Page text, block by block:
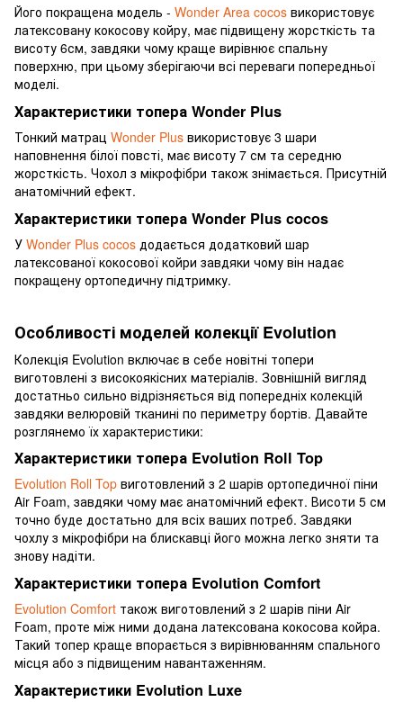
Його покращена модель - Wonder Area cocos використовує
латексовану кокосову койру, має підвищену жорсткість та
висоту 6см, завдяки чому краще вирівнює спальну
поверхню, при цьому зберігаючи всі переваги попередньої
моделі.
Характеристики топера Wonder Plus
Тонкий матрац Wonder Plus використовує 3 шари
наповнення білої повсті, має висоту 7 см та середню
жорсткість. Чохол з мікрофібри також знімається. Присутній
анатомічний ефект.
Характеристики топера Wonder Plus cocos
У Wonder Plus cocos додається додатковий шар
латексованої кокосової койри завдяки чому він надає
покращену ортопедичну підтримку.
Особливості моделей колекції Evolution
Колекція Evolution включає в себе новітні топери
виготовлені з високоякісних матеріалів. Зовнішній вигляд
достатньо сильно відрізняється від попередніх колекцій
завдяки велюровій тканині по периметру бортів. Давайте
розглянемо їх характеристики:
Характеристики топера Evolution Roll Top
Evolution Roll Top виготовлений з 2 шарів ортопедичної піни
Air Foam, завдяки чому має анатомічний ефект. Висоти 5 см
точно буде достатьно для всіх ваших потреб. Завдяки
чохлу з мікрофібри на блискавці його можна легко зняти та
знову надіти.
Характеристики топера Evolution Comfort
Evolution Comfort також виготовлений з 2 шарів піни Air
Foam, проте між ними додана латексована кокосова койра.
Такий топер краще впорається з вирівнюванням спального
місця або з підвищеним навантаженням.
Характеристики Evolution Luxe